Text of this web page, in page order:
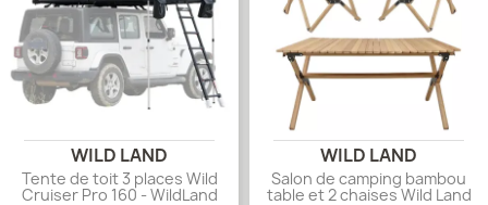
WILD LAND
Tente de toit 3 places Wild
Cruiser Pro 160 - WildLand
WILD LAND
Salon de camping bambou
table et 2 chaises Wild Land